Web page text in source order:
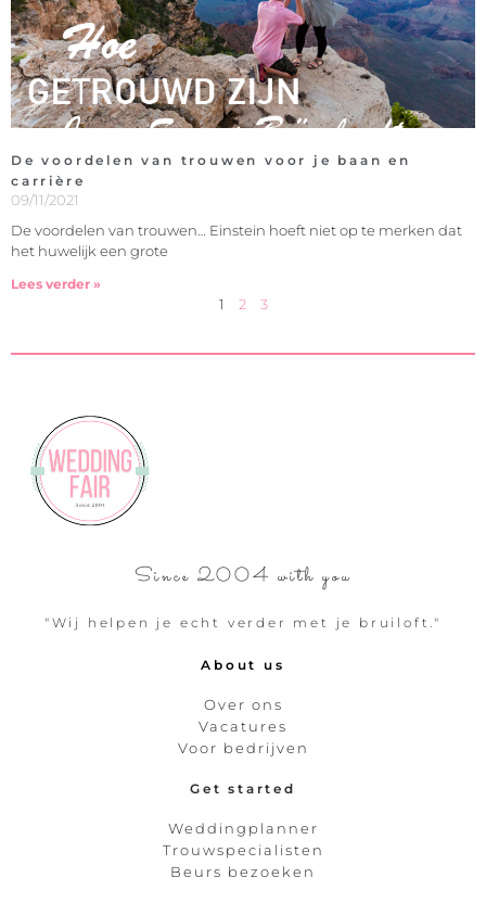
De voordelen van trouwen voor je baan en
carrière
09/11/2021
De voordelen van trouwen… Einstein hoeft niet op te merken dat
het huwelijk een grote
Lees verder »
1 2 3
Since 2004 with you
"Wij helpen je echt verder met je bruiloft."
About us
Over ons
Vacatures
Voor bedrijven
Get started
Weddingplanner
Trouwspecialisten
Beurs bezoeken